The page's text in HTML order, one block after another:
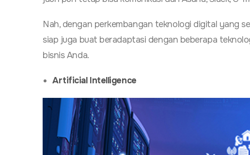
Nah, dengan perkembangan teknologi digital yang
siap juga buat beradaptasi dengan beberapa
bisnis Anda.
Artificial Intelligence